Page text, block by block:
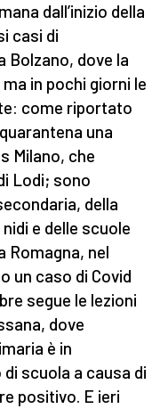
dall’inizio della
casi di
Bolzano, dove la
in pochi giorni le
come riportato
una
Milano, che
Lodi; sono
della
e delle scuole
Romagna, nel
un caso di Covid
segue le lezioni
dove
è in
scuola a causa di
positivo. E ieri